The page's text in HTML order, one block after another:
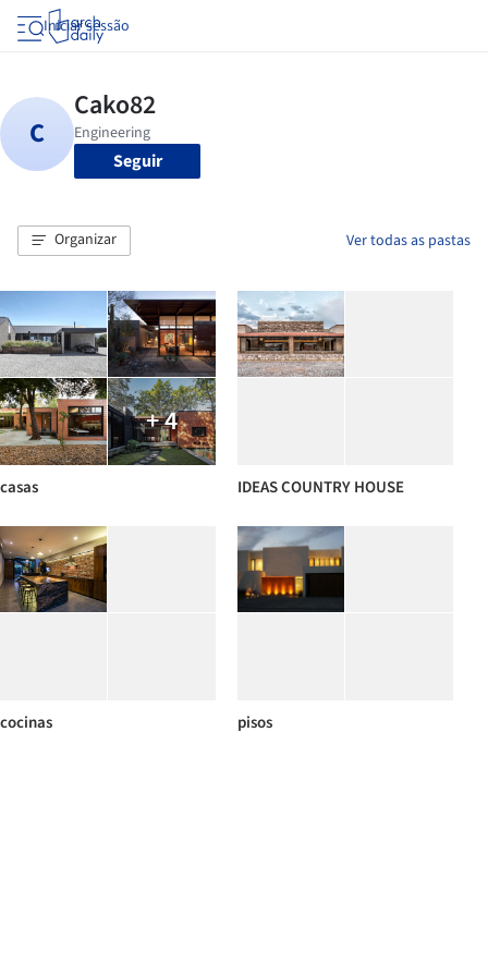
Iniciar sessão
Seguir
Organizar Ver todas as pastas
+ 4
casas IDEAS COUNTRY HOUSE
cocinas pisos